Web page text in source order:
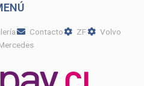
Contacto ZF
Volvo